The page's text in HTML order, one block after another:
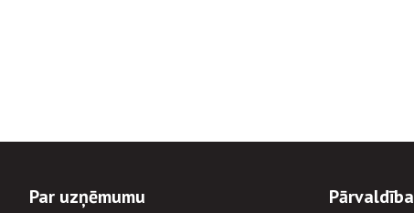
Par uzņēmumu Pārvaldība